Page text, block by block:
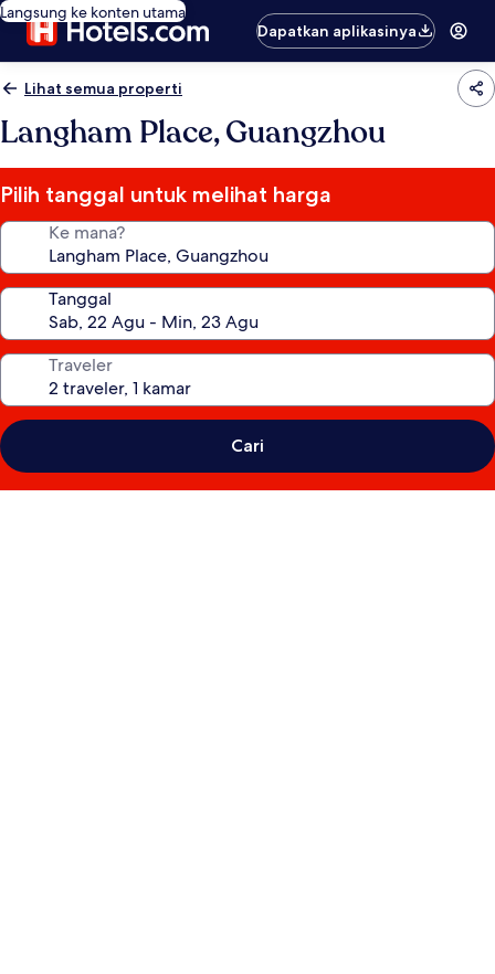
Langsung ke konten utama
Dapatkan aplikasinya
Lihat semua properti
Langham Place, Guangzhou
Pilih tanggal untuk melihat harga
Ke mana?
Tanggal
Traveler
Cari